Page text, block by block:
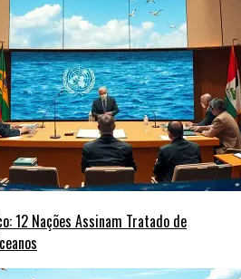
12 Nações Assinam Tratado de